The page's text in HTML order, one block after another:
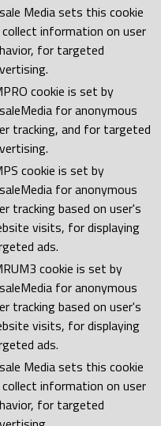
Media sets this cookie
information on user
for targeted
cookie is set by
for anonymous
tracking, and for targeted
cookie is set by
for anonymous
tracking based on user's
visits, for displaying
ads.
cookie is set by
for anonymous
tracking based on user's
visits, for displaying
ads.
Media sets this cookie
information on user
for targeted